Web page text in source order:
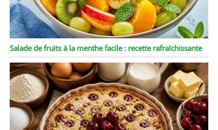
Salade de fruits à la menthe facile : recette rafraîchissante